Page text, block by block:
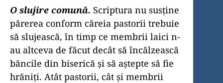
O slujire comună. Scriptura nu susţine
părerea conform căreia pastorii trebuie
să slujească, în timp ce membrii laici n-
au altceva de făcut decât să încălzească
băncile din biserică şi să aştepte să fie
hrăniţi. Atât pastorii, cât şi membrii